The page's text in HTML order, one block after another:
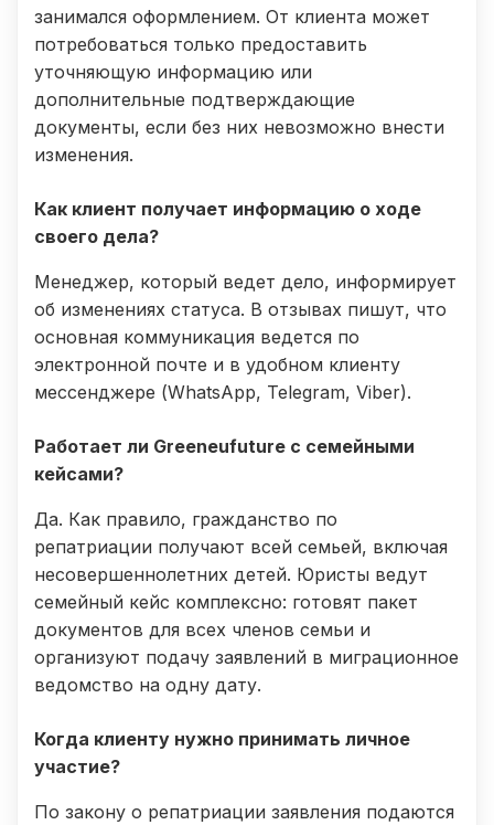
занимался оформлением. От клиента может
потребоваться только предоставить
уточняющую информацию или
дополнительные подтверждающие
документы, если без них невозможно внести
изменения.
Как клиент получает информацию о ходе
своего дела?
Менеджер, который ведет дело, информирует
об изменениях статуса. В отзывах пишут, что
основная коммуникация ведется по
электронной почте и в удобном клиенту
мессенджере (WhatsApp, Telegram, Viber).
Работает ли Greeneufuture с семейными
кейсами?
Да. Как правило, гражданство по
репатриации получают всей семьей, включая
несовершеннолетних детей. Юристы ведут
семейный кейс комплексно: готовят пакет
документов для всех членов семьи и
организуют подачу заявлений в миграционное
ведомство на одну дату.
Когда клиенту нужно принимать личное
участие?
По закону о репатриации заявления подаются